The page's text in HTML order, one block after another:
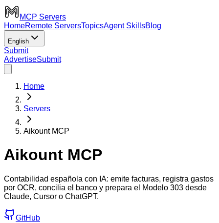
MCP Servers
HomeRemote ServersTopicsAgent SkillsBlog
English
Submit
AdvertiseSubmit
Home
Servers
Aikount MCP
Aikount MCP
Contabilidad española con IA: emite facturas, registra gastos
por OCR, concilia el banco y prepara el Modelo 303 desde
Claude, Cursor o ChatGPT.
GitHub